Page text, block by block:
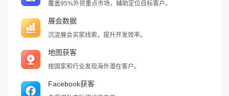
覆盖95%外贸重点市场，辅助定位目标客户。
展会数据
沉淀展会买家线索，提升开发效率。
地图获客
按国家和行业发现海外潜在客户。
Facebook获客